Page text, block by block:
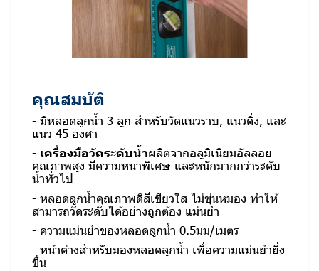
คุณสมบัติ
- มีหลอดลูกน้ำ 3 ลูก สำหรับวัดแนวราบ, แนวดิ่ง, และ
แนว 45 องศา
- เครื่องมือวัดระดับน้ำผลิตจากอลูมิเนียมอัลลอย
คุณภาพสูง มีความหนาพิเศษ และหนักมากกว่าระดับ
น้ำทั่วไป
- หลอดลูกน้ำคุณภาพดีสีเขียวใส ไม่ขุ่นหมอง ทำให้
สามารถวัดระดับได้อย่างถูกต้อง แม่นยำ
- ความแม่นยำของหลอดลูกน้ำ 0.5มม/เมตร
- หน้าต่างสำหรับมองหลอดลูกน้ำ เพื่อความแม่นยำยิ่ง
ขึ้น